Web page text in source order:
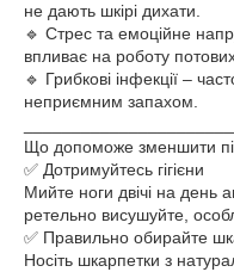
не дають шкірі дихати.
🔹 Стрес та емоційне
впливає на роботу
🔹 Грибкові інфекції –
неприємним запахом.
Що допоможе зменшити
✅ Дотримуйтесь гігієни
Мийте ноги двічі на день
ретельно висушуйте,
✅ Правильно обирайте
Носіть шкарпетки з